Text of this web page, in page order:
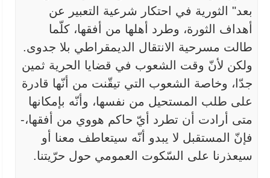
بعد" الثورية في احتكار شرعية التعبير عن
أهداف
الثورة، وطرد أهلها من أفقها، كلّما
طالت مسرحية الانتقال الديمقراطي بلا جدوى.
ولكن لأنّ وقت الشعوب في قضايا الحرية ثمين
جدّا، وخاصة الشعوب التي تيقّنت من أنّها قادرة
على طلب المستحيل من نفسها، وأنّه بإمكانها
متى
أرادت أن تطرد أيّ حاكم هووي من أفقها،-
فإنّ المستقبل لا يبدو أنّه سيتعاطف معنا أو
سيعذرنا على السّكوت العمومي حول حرّيتنا.